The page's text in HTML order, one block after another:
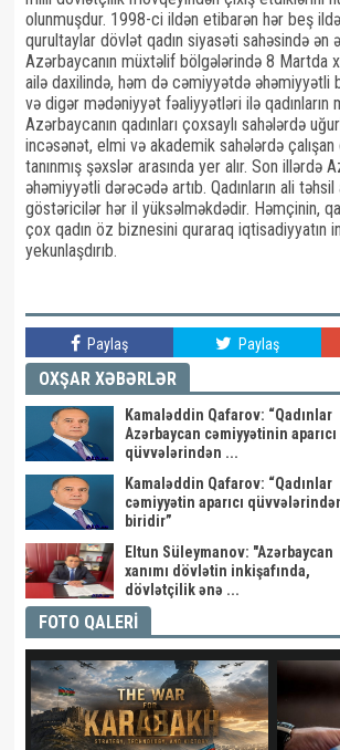
olunmuşdur. 1998-ci ildən etibarən hər beş
qurultaylar dövlət qadın siyasəti sahəsində
Azərbaycanın müxtəlif bölgələrində 8 Martda
ailə daxilində, həm də cəmiyyətdə əhəmiyyətli
və digər mədəniyyət fəaliyyətləri ilə
Azərbaycanın qadınları çoxsaylı sahələrdə
incəsənət, elmi və akademik sahələrdə
tanınmış şəxslər arasında yer alır. Son illərdə
əhəmiyyətli dərəcədə artıb. Qadınların ali
göstəricilər hər il yüksəlməkdədir. Həmçinin,
çox qadın öz biznesini quraraq iqtisadiyyatın
yekunlaşdırıb.
Paylaş Paylaş
OXŞAR XƏBƏRLƏR
Kamaləddin Qafarov: “Qadınlar
Azərbaycan cəmiyyətinin aparıcı
qüvvələrindən ...
Kamaləddin Qafarov: “Qadınlar
cəmiyyətin aparıcı
biridir”
Eltun Süleymanov: "Azərbaycan
xanımı dövlətin inkişafında,
dövlətçilik ənə ...
FOTO QALERİ